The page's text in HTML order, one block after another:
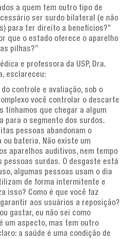
a quem tem outro tipo de
ser surdo bilateral (e não
para ter direito a benefícios?”
que o estado oferece o aparelho
pilhas?”
e professora da USP, Dra.
esclareceu:
controle e avaliação, sob o
você controlar o descarte
tínhamos que chegar a algum
para o segmento dos surdos.
pessoas abandonam o
bateria. Não existe um
aparelhos auditivos, nem tempo
pessoas surdas. O desgaste está
algumas pessoas usam o dia
de forma intermitente e
isso? Como é que você faz
aos usuários a reposição?
gastar, eu não sei como
um aspecto, mas tem outro
a saúde é uma condição de